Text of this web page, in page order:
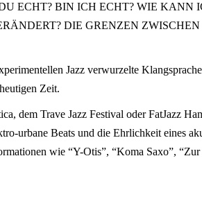
ECHT? BIN ICH ECHT? WIE KANN
DIE GRENZEN
Jazz verwurzelte
Zeit.
dem Trave Jazz Festival oder FatJazz
urbane Beats und die Ehrlichkeit eines
wie “Y-Otis”, “Koma Saxo”,